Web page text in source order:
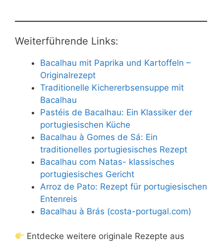
Weiterführende Links:
Bacalhau mit Paprika und Kartoffeln –
Originalrezept
Traditionelle Kichererbsensuppe mit
Bacalhau
Pastéis de Bacalhau: Ein Klassiker der
portugiesischen Küche
Bacalhau à Gomes de Sá: Ein
traditionelles portugiesisches Rezept
Bacalhau com Natas- klassisches
portugiesisches Gericht
Arroz de Pato: Rezept für portugiesischen
Entenreis
Bacalhau à Brás (costa-portugal.com)
Entdecke weitere originale Rezepte aus